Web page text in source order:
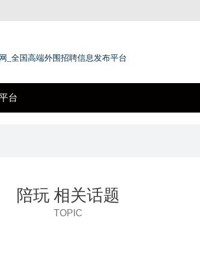
_全国高端外围招聘信息发布平台
台
陪玩 相关话题
TOPIC